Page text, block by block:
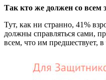
Так кто же должен со всем
Тут, как ни странно, 41%
должны справляться сами,
всем, что им предшествует,